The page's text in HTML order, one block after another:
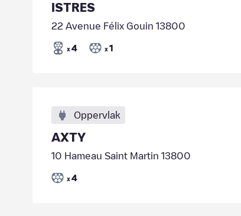
ISTRES
22 Avenue Félix Gouin 13800
x 4 x 1
Oppervlak
AXTY
10 Hameau Saint Martin 13800
x 4